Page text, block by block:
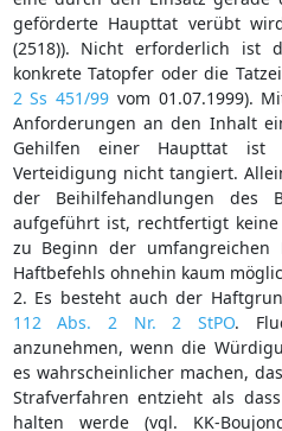
geförderte Haupttat verübt
(2518)). Nicht erforderlich ist
konkrete Tatopfer oder die
2 Ss 451/99 vom 01.07.1999).
Anforderungen an den Inhalt
Gehilfen einer Haupttat ist
Verteidigung nicht tangiert.
der Beihilfehandlungen des
aufgeführt ist, rechtfertigt
zu Beginn der umfangreichen
Haftbefehls ohnehin kaum
2. Es besteht auch der
112 Abs. 2 Nr. 2 StPO.
anzunehmen, wenn die
es wahrscheinlicher machen,
Strafverfahren entzieht als
halten werde (vgl. KK-